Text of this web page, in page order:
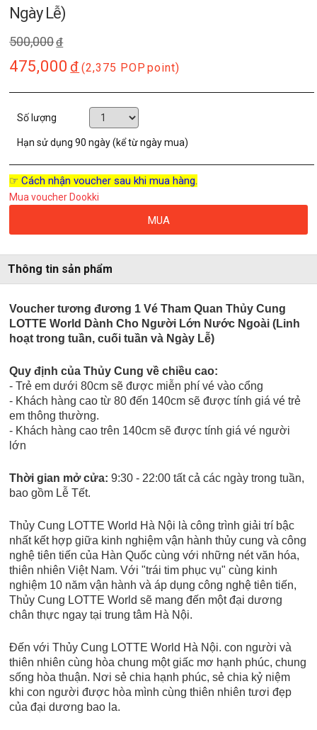
Ngày Lễ)
500,000đ
475,000 đ (2,375 POP point)
Số lượng
Hạn sử dụng90 ngày (kể từ ngày mua)
☞ Cách nhận voucher sau khi mua hàng.
Mua voucher Dookki
MUA
Thông tin sản phẩm
Voucher tương đương 1 Vé Tham Quan Thủy Cung
LOTTEWorld Dành Cho Người Lớn Nước Ngoài (Linh
hoạt trong tuần, cuối tuần và Ngày Lễ)
Quy định của Thủy Cung về chiều cao:
- Trẻ em dưới 80cm sẽ được miễn phí vé vào cổng
- Khách hàng cao từ 80 đến 140cm sẽ được tính giá vé trẻ
em thông thường.
- Khách hàng cao trên 140cm sẽ được tính giá vé người
lớn
Thời gian mở cửa:9:30 - 22:00 tất cả các ngày trong tuần,
bao gồm Lễ Tết.
Thủy Cung LOTTE World Hà Nội là công trình giải trí bậc
nhất kết hợp giữa kinh nghiệm vận hành thủy cung và công
nghệ tiên tiến của Hàn Quốc cùng với những nét văn hóa,
thiên nhiên Việt Nam. Với "trái tim phục vụ" cùng kinh
nghiệm 10 năm vận hành và áp dụng công nghệ tiên tiến,
Thủy Cung LOTTE World sẽ mang đến một đại dương
chân thực ngay tại trung tâm Hà Nội.
Đến với Thủy Cung LOTTE World Hà Nội. con người và
thiên nhiên cùng hòa chung một giấc mơ hạnh phúc, chung
sống hòa thuận. Nơi sẻ chia hạnh phúc, sẻ chia kỷ niệm
khi con người được hòa mình cùng thiên nhiên tươi đẹp
của đại dương bao la.